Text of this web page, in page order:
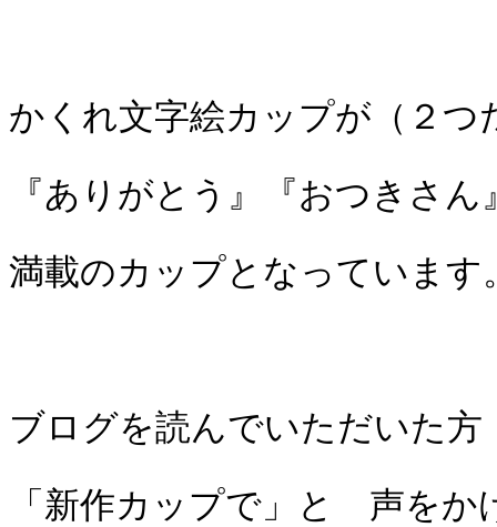
かくれ文字絵カップが（２
『ありがとう』『おつきさん
満載のカップとなっています
ブログを読んでいただいた
「新作カップで」と 声をか